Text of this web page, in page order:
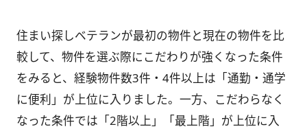
住まい探しベテランが最初の物件と現在の物件を比
較して、物件を選ぶ際にこだわりが強くなった条件
をみると、経験物件数3件・4件以上は「通勤・通学
に便利」が上位に入りました。一方、こだわらなく
なった条件では「2階以上」「最上階」が上位に入